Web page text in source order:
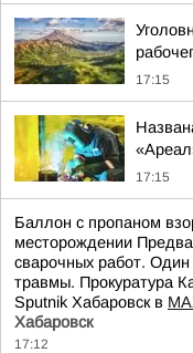
17:15
17:15
Баллон с пропаном
месторождении
сварочных работ.
травмы. Прокуратура
Sputnik Хабаровск в
Хабаровск
17:12